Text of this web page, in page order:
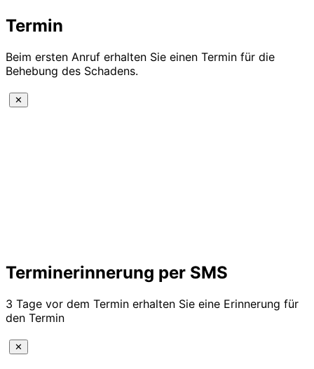
Termin
Beim ersten Anruf erhalten Sie einen Termin für die
Behebung des Schadens.
✕
Terminerinnerung per SMS
3 Tage vor dem Termin erhalten Sie eine Erinnerung für
den Termin
✕